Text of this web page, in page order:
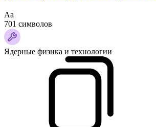
Аа
701 символов
Ядерные физика и технологии